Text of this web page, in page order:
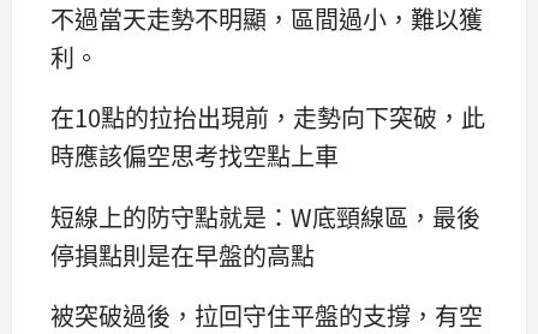
不過當天走勢不明顯，區間過小，難以獲
利。
在10點的拉抬出現前，走勢向下突破，此
時應該偏空思考找空點上車
短線上的防守點就是：W底頸線區，最後
停損點則是在早盤的高點
被突破過後，拉回守住平盤的支撐，有空